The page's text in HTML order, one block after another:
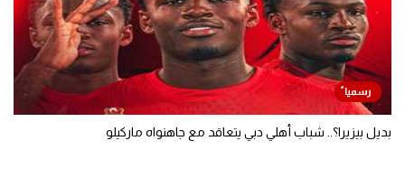
بديل بيزيرا؟.. شباب أهلي دبي يتعاقد مع جاهنواه ماركيلو